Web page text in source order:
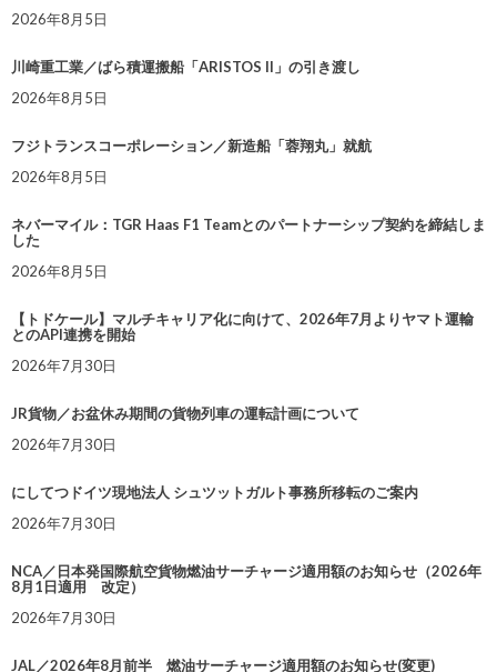
2026年8月5日
川崎重工業／ばら積運搬船「ARISTOS II」の引き渡し
2026年8月5日
フジトランスコーポレーション／新造船「蓉翔丸」就航
2026年8月5日
ネバーマイル：TGR Haas F1 Teamとのパートナーシップ契約を締結しま
した
2026年8月5日
【トドケール】マルチキャリア化に向けて、2026年7月よりヤマト運輸
とのAPI連携を開始
2026年7月30日
JR貨物／お盆休み期間の貨物列車の運転計画について
2026年7月30日
にしてつドイツ現地法人 シュツットガルト事務所移転のご案内
2026年7月30日
NCA／日本発国際航空貨物燃油サーチャージ適用額のお知らせ（2026年
8月1日適用 改定）
2026年7月30日
JAL／2026年8月前半 燃油サーチャージ適用額のお知らせ(変更)